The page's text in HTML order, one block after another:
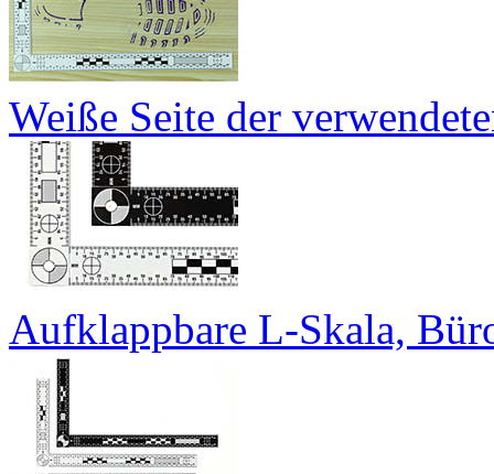
Weiße Seite der
Aufklappbare L-Skala,